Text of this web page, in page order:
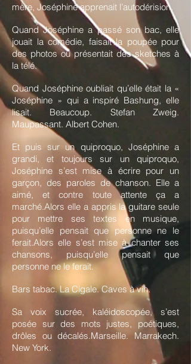
mère, Joséphine apprenait l’autodérision.
Quand Joséphine a passé son bac, elle
jouait la comédie, faisait la poupée pour
des photos ou présentait des sketches à
la télé.
Quand Joséphine oubliait qu’elle était la «
Joséphine » qui a inspiré Bashung, elle
lisait. Beaucoup. Stefan Zweig.
Maupassant. Albert Cohen.
Et puis sur un quiproquo, Joséphine a
grandi, et toujours sur un quiproquo,
Joséphine s’est mise à écrire pour un
garçon, des paroles de chanson. Elle a
aimé, et contre toute attente ça a
marché.Alors elle a appris la guitare seule
pour mettre ses textes en musique,
puisqu’elle pensait que personne ne le
ferait.Alors elle s’est mise à chanter ses
chansons, puisqu’elle pensait que
personne ne le ferait.
Bars tabac. La Cigale. Caves à vin.
Sa voix sucrée, kaléidoscopée, s’est
posée sur des mots justes, poétiques,
drôles ou décalés.Marseille. Marrakech.
New York.